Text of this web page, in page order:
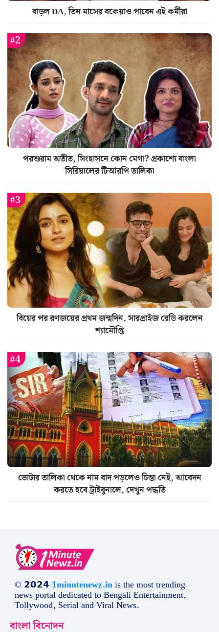
বাড়ল DA, তিন মাসের বকেয়াও পাবেন এই কর্মীরা
পরশুরাম অতীত, সিংহাসনে কোন মেগা? প্রকাশ্যে বাংলা
সিরিয়ালের টিআরপি তালিকা
বিয়ের পর রণজয়ের প্রথম জন্মদিন, সারপ্রাইজ রেডি করলেন
শ্যামৌপ্তি
ভোটার তালিকা থেকে নাম বাদ পড়লেও চিন্তা নেই, আবেদন
করতে হবে ট্রাইবুনালে, দেখুন পদ্ধতি
© 𝟮𝟬𝟮𝟰 1minutenewz.inis the most trending
news portal dedicated to Bengali Entertainment,
Tollywood, Serial and Viral News.
বাংলা বিনোদন